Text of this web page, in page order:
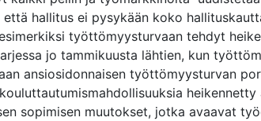
hallitus ei pysykään koko
työttömyysturvaan tehdyt
jo tammikuusta lähtien, kun
ansiosidonnaisen työttömyysturvan
heikennetty
sopimisen muutokset, jotka avaavat